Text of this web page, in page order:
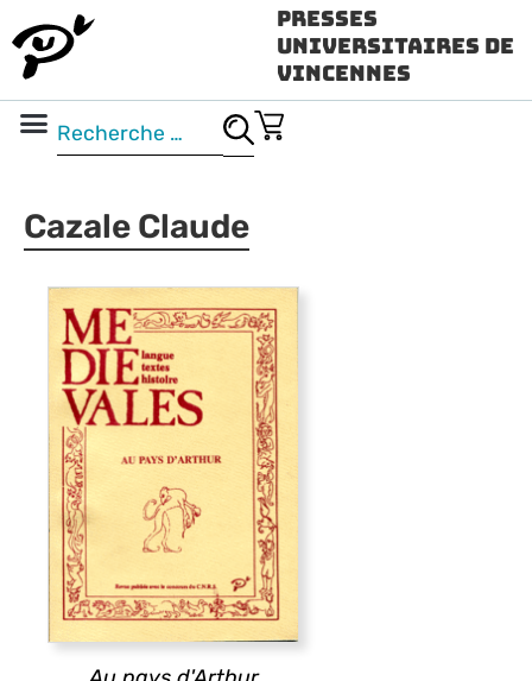
Presses
Universitaires de
Vincennes
Cazale Claude